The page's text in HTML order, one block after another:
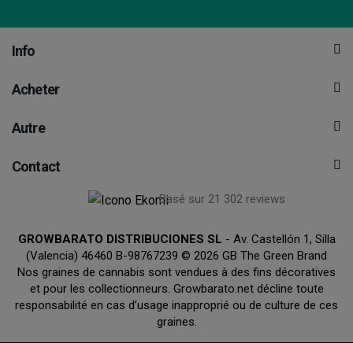
Info
Acheter
Autre
Contact
Basé sur 21 302 reviews
GROWBARATO DISTRIBUCIONES SL - Av. Castellón 1, Silla
(Valencia) 46460 B-98767239 © 2026 GB The Green Brand
Nos graines de cannabis sont vendues à des fins décoratives
et pour les collectionneurs. Growbarato.net décline toute
responsabilité en cas d’usage inapproprié ou de culture de ces
graines.